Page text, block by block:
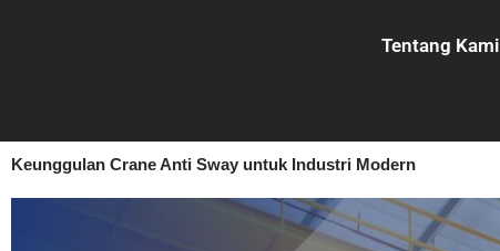
Tentang Kami
Keunggulan Crane Anti Sway untuk Industri Modern